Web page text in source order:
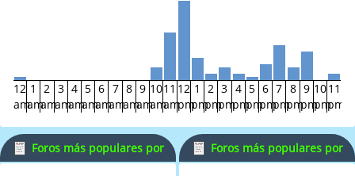
12
am
1
am
2
am
3
am
4
am
5
am
6
am
7
am
8
am
9
am
10
am
11
am
12
pm
1
pm
2
pm
3
pm
4
pm
5
pm
6
pm
7
pm
8
pm
9
pm
10
pm
11
pm
Foros más populares por
Foros más populares por